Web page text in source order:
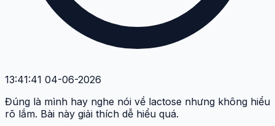
13:41:41 04-06-2026
Đúng là mình hay nghe nói về lactose nhưng không hiểu
rõ lắm. Bài này giải thích dễ hiểu quá.